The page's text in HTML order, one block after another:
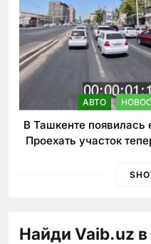
АВТО
В Ташкенте появилась
Проехать участок
Найди Vaib.uz в